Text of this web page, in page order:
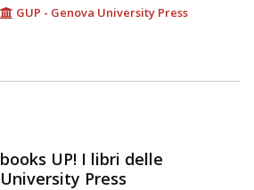
GUP - Genova University Press
books UP! I libri delle
University Press